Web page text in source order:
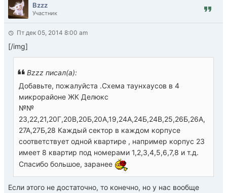
Bzzz
Участник
Пт дек 05, 2014 8:00 am
[/img]
Bzzz писал(а):
Добавьте, пожалуйста .Cхема таунхаусов в 4
микрорайоне ЖК Делюкс
№№
23,22,21,20Г,20В,20Б,20А,19,24А,24Б,24В,25,26Б,26А,
27А,27Б,28 Каждый сектор в каждом корпусе
соответствует одной квартире , например корпус 23
имеет 8 квартир под номерами 1,2,3,4,5,6,7,8 и т.д.
Спасибо большое, заранее
Если этого не достаточно, то конечно, но у нас вообще